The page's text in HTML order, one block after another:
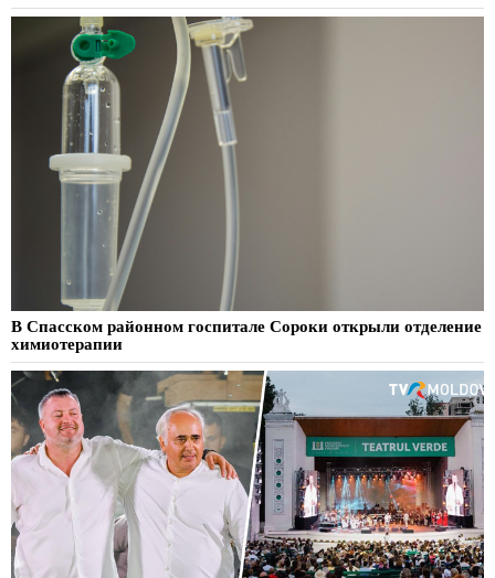
В Спасском районном госпитале Сороки открыли отделение
химиотерапии